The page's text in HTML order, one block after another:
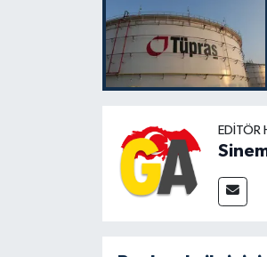
EDITÖR